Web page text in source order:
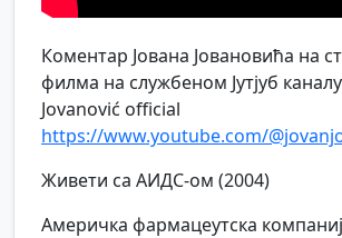
Коментар Јована Јовановића на
филма на службеном Јутјуб
Jovanović official
https://www.youtube.com/
Живети са АИДС-ом (2004)
Америчка фармацеутска